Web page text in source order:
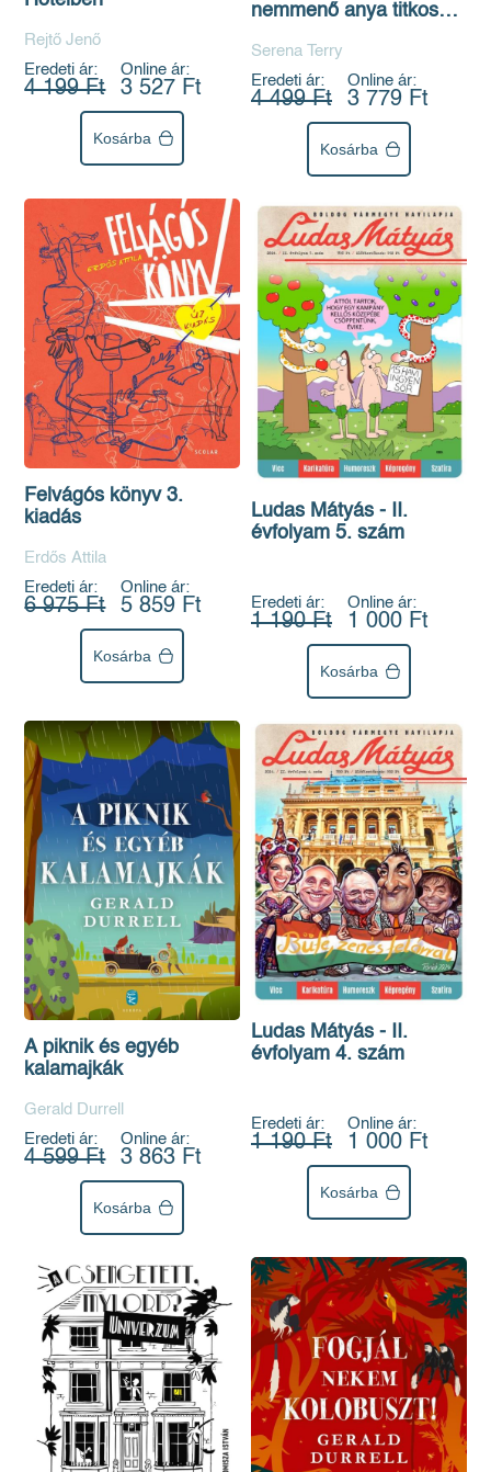
Rejtő Jenő
Eredeti ár:
4 199 Ft
Online ár:
3 527 Ft
Kosárba
nemmenő anya titkos
Serena Terry
Eredeti ár:
4 499 Ft
Online ár:
3 779 Ft
Kosárba
Felvágós könyv 3.
kiadás
Erdős Attila
Eredeti ár:
6 975 Ft
Online ár:
5 859 Ft
Kosárba
Ludas Mátyás - II.
évfolyam 5. szám
Eredeti ár:
1 190 Ft
Online ár:
1 000 Ft
Kosárba
A piknik és egyéb
kalamajkák
Gerald Durrell
Eredeti ár:
4 599 Ft
Online ár:
3 863 Ft
Kosárba
Ludas Mátyás - II.
évfolyam 4. szám
Eredeti ár:
1 190 Ft
Online ár:
1 000 Ft
Kosárba